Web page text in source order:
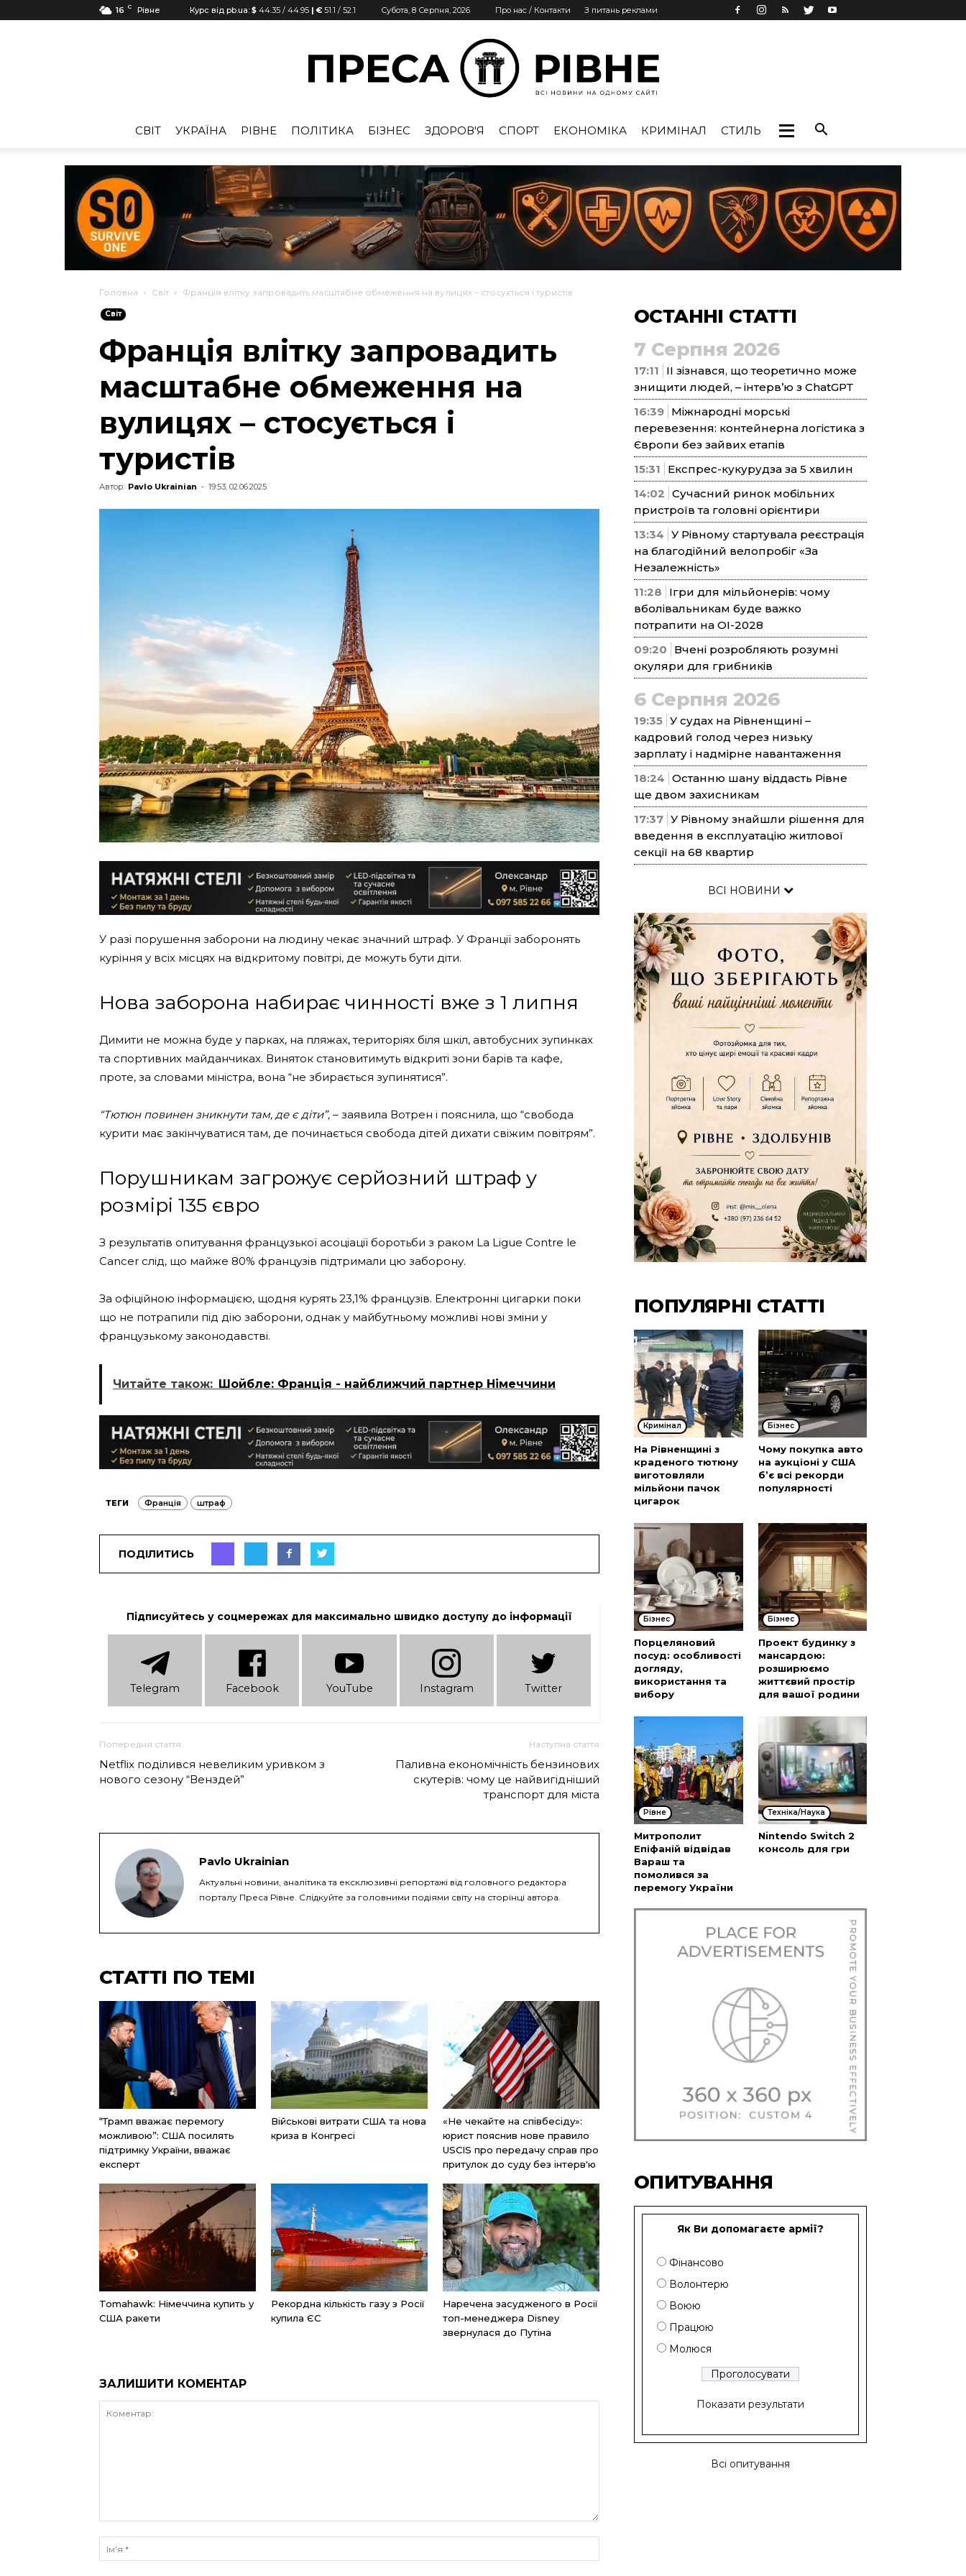
16 C Рівне Курс від pb.ua: $ 44.35 / 44.95 | € 51.1 / 52.1 Субота, 8 Серпня, 2026 Про нас / Контакти З питань реклами
Рівне
CВІТ УКРАЇНА РІВНЕ ПОЛІТИКА БІЗНЕС ЗДОРОВ'Я СПОРТ ЕКОНОМІКА КРИМІНАЛ СТИЛЬ
Головна Cвіт Франція влітку запровадить масштабне обмеження на вулицях – стосується і туристів
Cвіт
Франція влітку запровадить
масштабне обмеження на
вулицях – стосується і
туристів
Автор: Pavlo Ukrainian - 19:53, 02.06.2025
У разі порушення заборони на людину чекає значний штраф. У Франції заборонять
куріння у всіх місцях на відкритому повітрі, де можуть бути діти.
Нова заборона набирає чинності вже з 1 липня
Димити не можна буде у парках, на пляжах, територіях біля шкіл, автобусних зупинках
та спортивних майданчиках. Виняток становитимуть відкриті зони барів та кафе,
проте, за словами міністра, вона “не збирається зупинятися”.
“Тютюн повинен зникнути там, де є діти”, – заявила Вотрен і пояснила, що “свобода
курити має закінчуватися там, де починається свобода дітей дихати свіжим повітрям”.
Порушникам загрожує серйозний штраф у
розмірі 135 євро
З результатів опитування французької асоціації боротьби з раком La Ligue Contre le
Cancer слід, що майже 80% французів підтримали цю заборону.
За офіційною інформацією, щодня курять 23,1% французів. Електронні цигарки поки
що не потрапили під дію заборони, однак у майбутньому можливі нові зміни у
французькому законодавстві.
Читайте також: Шойбле: Франція - найближчий партнер Німеччини
ТЕГИ Франція штраф
ПОДІЛИТИСЬ
Підписуйтесь у соцмережах для максимально швидко доступу до інформації
Telеgram Facebook YouTube Instagram Twitter
Попередня стаття
Netflix поділився невеликим уривком з
нового сезону “Венздей”
Наступна стаття
Паливна економічність бензинових
скутерів: чому це найвигідніший
транспорт для міста
Pavlo Ukrainian
Актуальні новини, аналітика та ексклюзивні репортажі від головного редактора
порталу Преса Рівне. Слідкуйте за головними подіями світу на сторінці автора.
СТАТТІ ПО ТЕМІ
“Трамп вважає перемогу
можливою”: США посилять
підтримку України, вважає
експерт
Військові витрати США та нова
криза в Конгресі
«Не чекайте на співбесіду»:
юрист пояснив нове правило
USCIS про передачу справ про
притулок до суду без інтерв'ю
Tomahawk: Німеччина купить у
США ракети
Рекордна кількість газу з Росії
купила ЄС
Наречена засудженого в Росії
топ-менеджера Disney
звернулася до Путіна
ЗАЛИШИТИ КОМЕНТАР
ОСТАННІ СТАТТІ
7 Серпня 2026
17:11
ІІ зізнався, що теоретично може
знищити людей, – інтерв’ю з ChatGPT
16:39 Міжнародні морські
перевезення: контейнерна логістика з
Європи без зайвих етапів
15:31
Експрес-кукурудза за 5 хвилин
14:02 Сучасний ринок мобільних
пристроїв та головні орієнтири
13:34 У Рівному стартувала реєстрація
на благодійний велопробіг «За
Незалежність»
11:28
Ігри для мільйонерів: чому
вболівальникам буде важко
потрапити на ОІ-2028
09:20
Вчені розробляють розумні
окуляри для грибників
6 Серпня 2026
19:35 У судах на Рівненщині –
кадровий голод через низьку
зарплату і надмірне навантаження
18:24 Останню шану віддасть Рівне
ще двом захисникам
17:37 У Рівному знайшли рішення для
введення в експлуатацію житлової
секції на 68 квартир
ВСІ НОВИНИ
ПОПУЛЯРНІ СТАТТІ
Кримінал
На Рівненщині з
краденого тютюну
виготовляли
мільйони пачок
цигарок
Бізнес
Чому покупка авто
на аукціоні у США
б’є всі рекорди
популярності
Бізнес
Порцеляновий
посуд: особливості
догляду,
використання та
вибору
Бізнес
Проект будинку з
мансардою:
розширюємо
життєвий простір
для вашої родини
Рівне
Митрополит
Епіфаній відвідав
Вараш та
помолився за
перемогу України
Техніка/Наука
Nintendo Switch 2
консоль для гри
ОПИТУВАННЯ
Як Ви допомагаєте армії?
Фінансово
Волонтерю
Воюю
Працюю
Молюся
Показати результати
Всі опитування